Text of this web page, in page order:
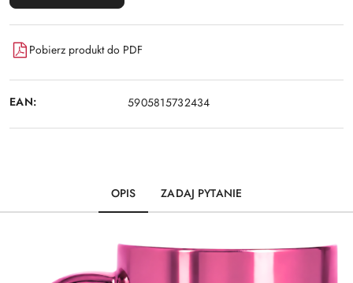
Pobierz produkt do PDF
EAN: 5905815732434
OPIS ZADAJ PYTANIE